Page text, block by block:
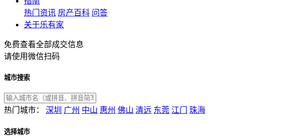
热门资讯 房产百科 问答
关于乐有家
免费查看全部成交信息
请使用微信扫码
城市搜索
热门城市： 深圳 广州 中山 惠州 佛山 清远 东莞 江门 珠海
选择城市